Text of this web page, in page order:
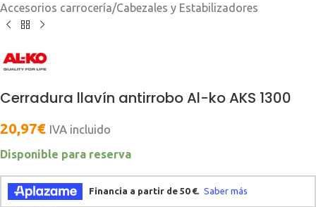
Accesorios carrocería/Cabezales y Estabilizadores
Cerradura llavín antirrobo Al-ko AKS 1300
20,97€ IVA incluido
Disponible para reserva